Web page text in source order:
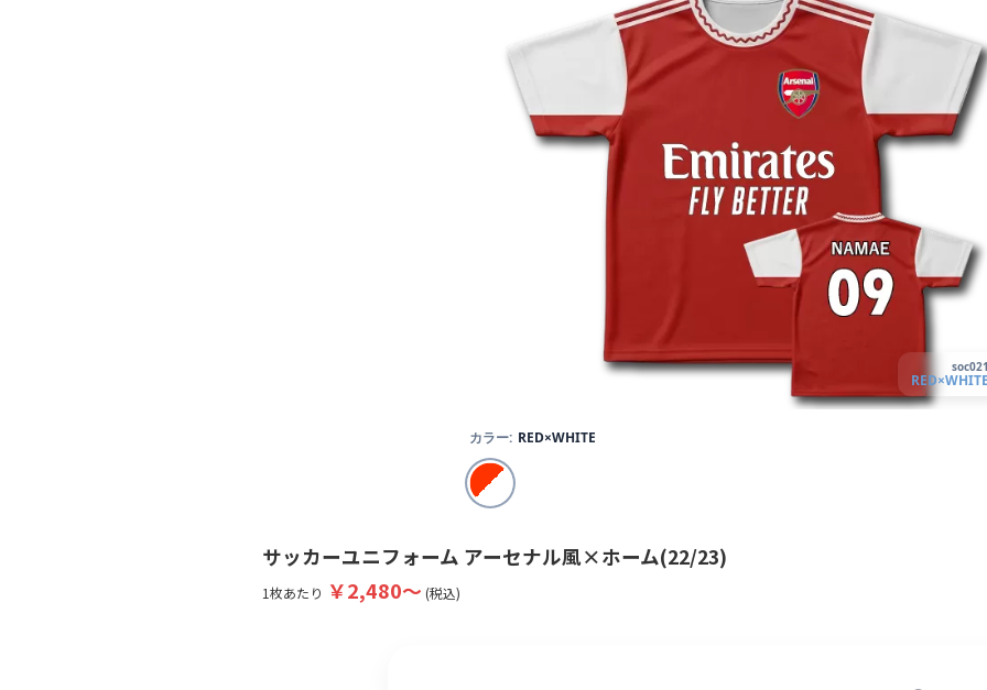
カラー: RED×WHITE
サッカーユニフォーム アーセナル風×ホーム(22/23)
1枚あたり ￥2,480〜 (税込)